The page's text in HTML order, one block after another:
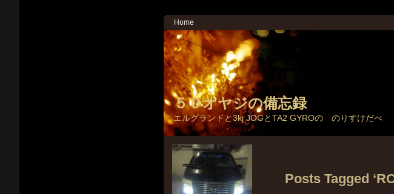
Home
５０オヤジの備忘録
エルグランドと3kj JOGとTA2 GYROの のりすけだべ
Posts Tagged